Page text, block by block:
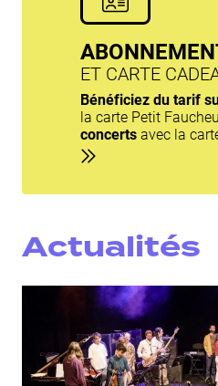
ET CARTE
Bénéficiez du tarif
la carte Petit
concertsavec la
Actualités